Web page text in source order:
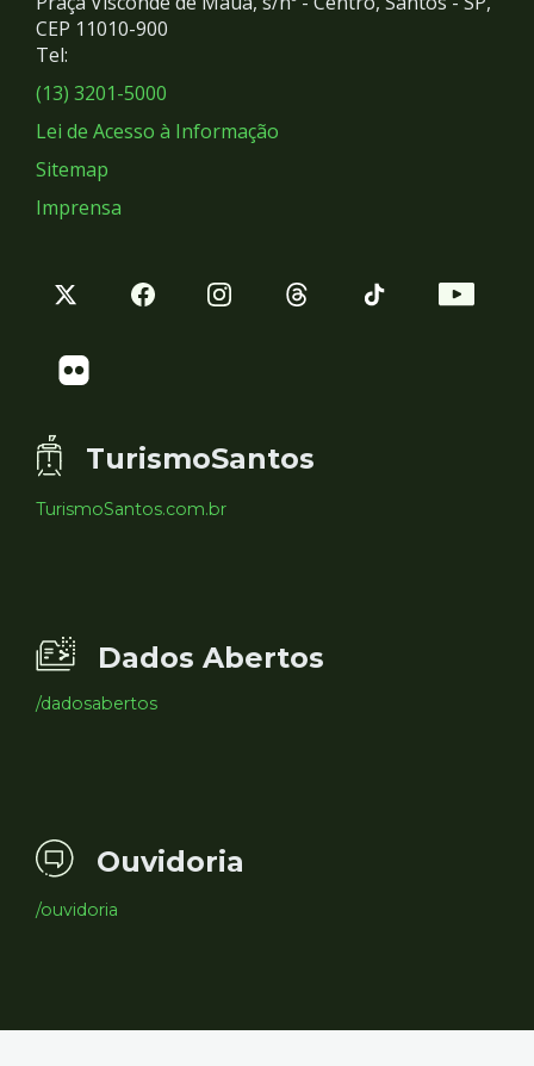
Redes
Sociais
CEP 11010-900
Tel:
(13) 3201-5000
Lei de Acesso à Informação
Sitemap
Imprensa
TurismoSantos
TurismoSantos.com.br
Dados Abertos
/dadosabertos
Ouvidoria
/ouvidoria